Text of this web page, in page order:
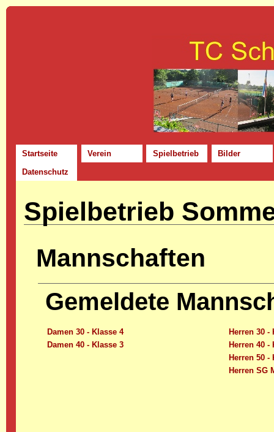
Startseite Verein Spielbetrieb
Bilder
Datenschutz
Spielbetrieb
Mannschaften
Gemeldete
Damen 30 - Klasse 4
Damen 40 - Klasse 3
Herren 30 -
Herren 40 -
Herren 50 -
Herren SG